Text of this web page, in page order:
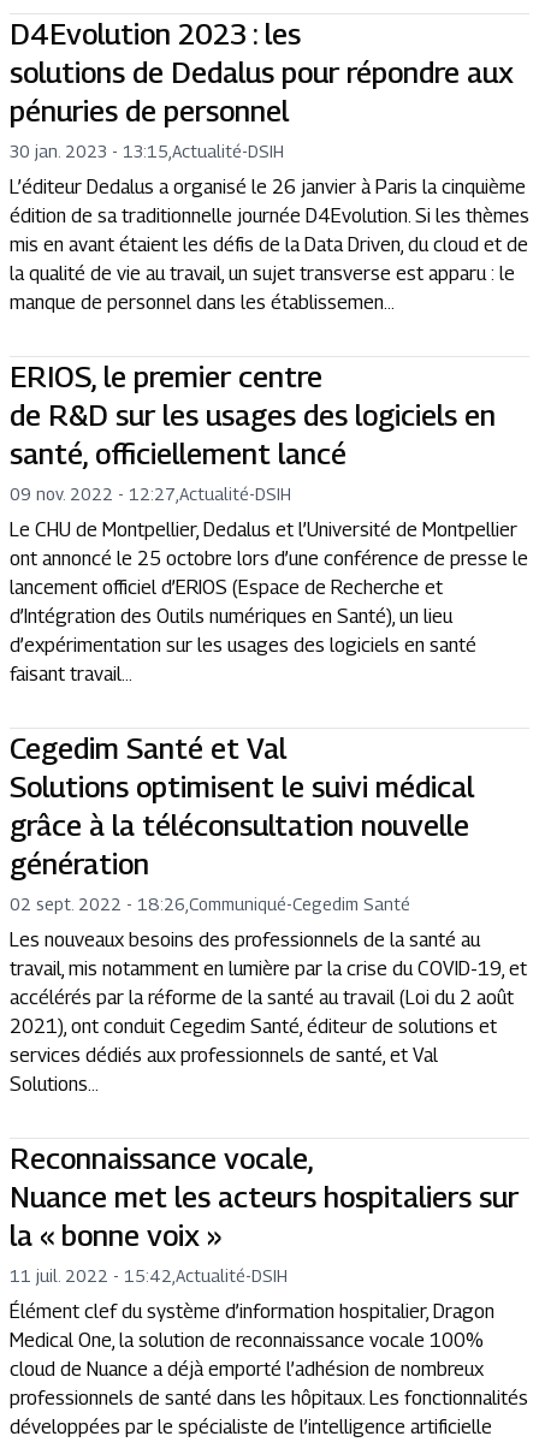
D4Evolution 2023 : les
solutions de Dedalus pour répondre aux
pénuries de personnel
30 jan. 2023 - 13:15 Actualité-DSIH
L’éditeur Dedalus a organisé le 26 janvier à Paris la cinquième
édition de sa traditionnelle journée D4Evolution. Si les thèmes
mis en avant étaient les défis de la Data Driven, du cloud et de
la qualité de vie au travail, un sujet transverse est apparu : le
manque de personnel dans les établissemen...
ERIOS, le premier centre
de R&D sur les usages des logiciels en
santé, officiellement lancé
09 nov. 2022 - 12:27 Actualité-DSIH
Le CHU de Montpellier, Dedalus et l’Université de Montpellier
ont annoncé le 25 octobre lors d’une conférence de presse le
lancement officiel d’ERIOS (Espace de Recherche et
d’Intégration des Outils numériques en Santé), un lieu
d’expérimentation sur les usages des logiciels en santé
faisant travail...
Cegedim Santé et Val
Solutions optimisent le suivi médical
grâce à la téléconsultation nouvelle
génération
02 sept. 2022 - 18:26 Communiqué-Cegedim Santé
Les nouveaux besoins des professionnels de la santé au
travail, mis notamment en lumière par la crise du COVID-19, et
accélérés par la réforme de la santé au travail (Loi du 2 août
2021), ont conduit Cegedim Santé, éditeur de solutions et
services dédiés aux professionnels de santé, et Val
Solutions...
Reconnaissance vocale,
Nuance met les acteurs hospitaliers sur
la « bonne voix »
11 juil. 2022 - 15:42 Actualité-DSIH
Élément clef du système d’information hospitalier, Dragon
Medical One, la solution de reconnaissance vocale 100%
cloud de Nuance a déjà emporté l’adhésion de nombreux
professionnels de santé dans les hôpitaux. Les fonctionnalités
développées par le spécialiste de l’intelligence artificielle